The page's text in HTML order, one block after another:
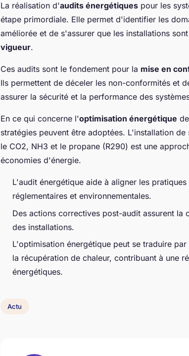
La réalisation d'audits énergétiques pour les
étape primordiale. Elle permet d'identifier les
améliorée et de s'assurer que les installations
vigueur.
Ces audits sont le fondement pour la mise en
Ils permettent de déceler les non-conformités et
assurer la sécurité et la performance des
En ce qui concerne l'optimisation énergétique
stratégies peuvent être adoptées. L'installation
le CO2, NH3 et le propane (R290) est une
économies d'énergie.
L'audit énergétique aide à aligner les
réglementaires et environnementales.
Des actions correctives post-audit assurent
des installations.
L'optimisation énergétique peut se traduire
la récupération de chaleur, contribuant à une
énergétiques.
Actu